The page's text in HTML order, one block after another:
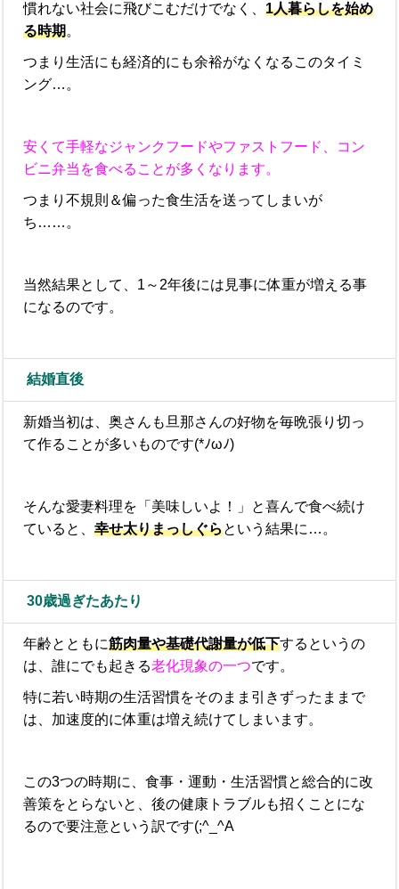
慣れない社会に飛びこむだけでなく、1人暮らしを始め
る時期。
つまり生活にも経済的にも余裕がなくなるこのタイミ
ング…。
安くて手軽なジャンクフードやファストフード、コン
ビニ弁当を食べることが多くなります。
つまり不規則＆偏った食生活を送ってしまいが
ち……。
当然結果として、1～2年後には見事に体重が増える事
になるのです。
結婚直後
新婚当初は、奥さんも旦那さんの好物を毎晩張り切っ
て作ることが多いものです(*ﾉωﾉ)
そんな愛妻料理を「美味しいよ！」と喜んで食べ続け
ていると、幸せ太りまっしぐらという結果に…。
30歳過ぎたあたり
年齢とともに筋肉量や基礎代謝量が低下するというの
は、誰にでも起きる老化現象の一つです。
特に若い時期の生活習慣をそのまま引きずったままで
は、加速度的に体重は増え続けてしまいます。
この3つの時期に、食事・運動・生活習慣と総合的に改
善策をとらないと、後の健康トラブルも招くことにな
るので要注意という訳です(;^_^A